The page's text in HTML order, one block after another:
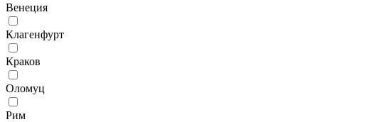
Венеция
Клагенфурт
Краков
Оломуц
Рим